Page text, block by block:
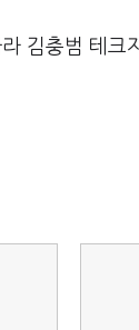
김충범 테크